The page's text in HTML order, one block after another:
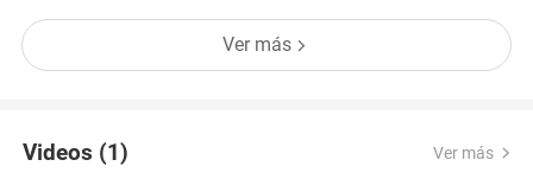
Ver más
Videos (1) Ver más